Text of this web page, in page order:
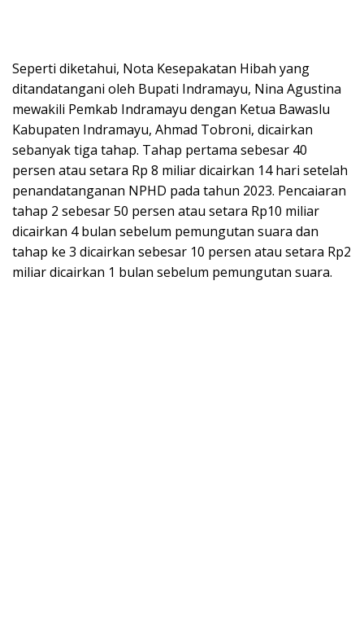
Seperti diketahui, Nota Kesepakatan Hibah yang
ditandatangani oleh Bupati Indramayu, Nina Agustina
mewakili Pemkab Indramayu dengan Ketua Bawaslu
Kabupaten Indramayu, Ahmad Tobroni, dicairkan
sebanyak tiga tahap. Tahap pertama sebesar 40
persen atau setara Rp 8 miliar dicairkan 14 hari setelah
penandatanganan NPHD pada tahun 2023. Pencaiaran
tahap 2 sebesar 50 persen atau setara Rp10 miliar
dicairkan 4 bulan sebelum pemungutan suara dan
tahap ke 3 dicairkan sebesar 10 persen atau setara Rp2
miliar dicairkan 1 bulan sebelum pemungutan suara.